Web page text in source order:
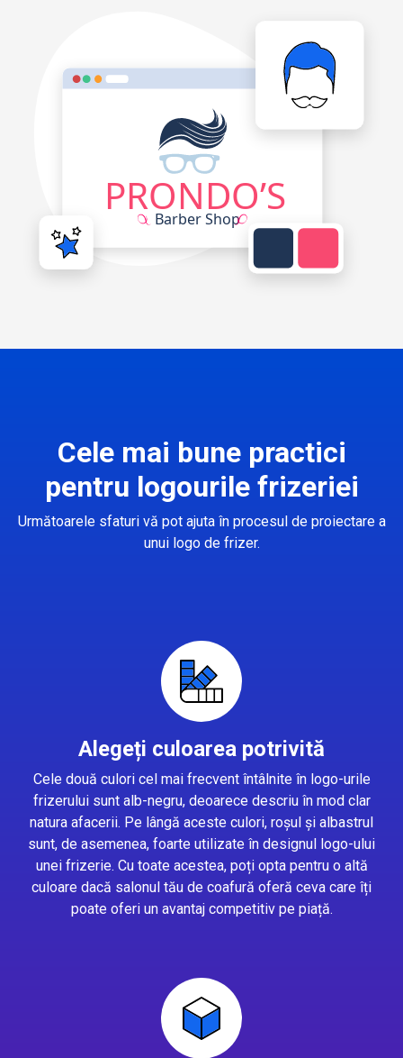
Cele mai bune practici
pentru logourile frizeriei
Următoarele sfaturi vă pot ajuta în procesul de proiectare a
unui logo de frizer.
Alegeți culoarea potrivită
Cele două culori cel mai frecvent întâlnite în logo-urile
frizerului sunt alb-negru, deoarece descriu în mod clar
natura afacerii. Pe lângă aceste culori, roșul și albastrul
sunt, de asemenea, foarte utilizate în designul logo-ului
unei frizerie. Cu toate acestea, poți opta pentru o altă
culoare dacă salonul tău de coafură oferă ceva care îți
poate oferi un avantaj competitiv pe piață.